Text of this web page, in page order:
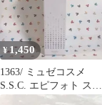
¥1,450
1363/ ミュゼコスメ
S.S.C. エピフォト スキ
ンケア プロローション